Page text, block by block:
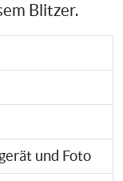
Blitzer.
und Foto